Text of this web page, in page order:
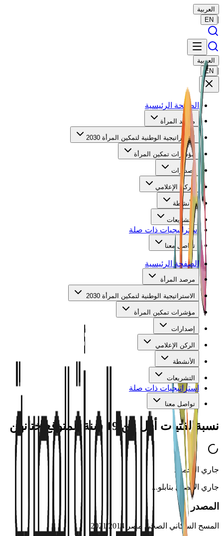
العربية
|
EN
العربية
|
EN
الصفحة الرئيسية
مرصد المرأة
الاستراتيجية الوطنية لتمكين المرأة 2030
مؤشرات تمكين المرأة
إصدارات
الركن الإعلامي
الأنشطة
التشريعات
استراتيجيات ذات صلة
تواصل معنا
الصفحة الرئيسية
مرصد المرأة
الاستراتيجية الوطنية لتمكين المرأة 2030
مؤشرات تمكين المرأة
إصدارات
الركن الإعلامي
الأنشطة
التشريعات
استراتيجيات ذات صلة
تواصل معنا
نسبة الفتيات أقل من 19 سنة المتوقع ختانهن
جاري التحميل
جاري الاتصال بتابلو...
المصدر
المسح السكاني الصحي مصر 2021/2014